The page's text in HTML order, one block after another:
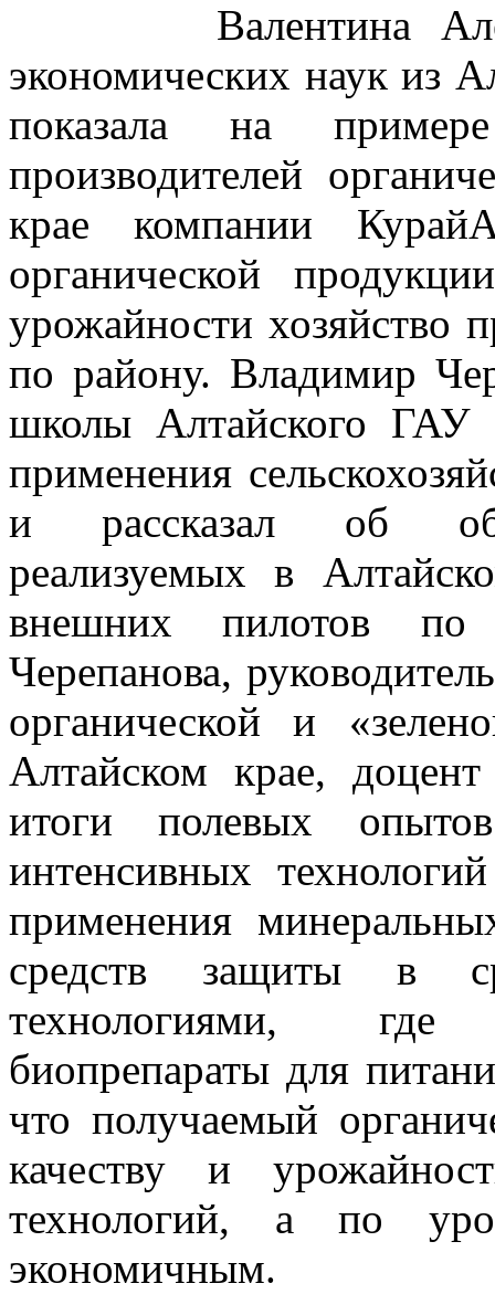
Валентина
экономических наук из
показала на
производителей
крае компании
органической
урожайности хозяйство
по району. Владимир
школы Алтайского ГАУ
применения
и рассказал об
реализуемых в
внешних пилотов
Черепанова,
органической и
Алтайском крае,
итоги полевых
интенсивных
применения
средств защиты в
технологиями, где
биопрепараты для
что получаемый
качеству и
технологий, а по
экономичным.